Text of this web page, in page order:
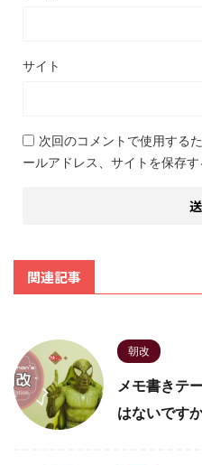
サイト
次回のコメントで使用する
ールアドレス、サイトを保存す
関連記事
朝改
メモ書きテ
はないですか